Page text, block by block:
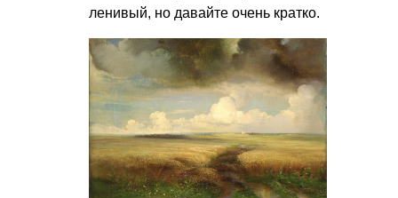
ленивый, но давайте очень кратко.